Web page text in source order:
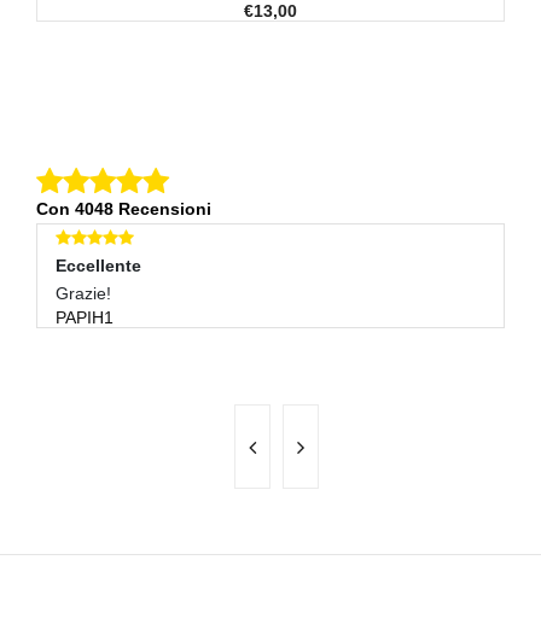
€13,00
Con 4048 Recensioni
Eccellente
Grazie!
PAPIH1